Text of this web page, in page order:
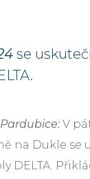
se
V
na Dukle se
DELTA.